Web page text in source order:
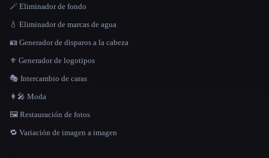
🪄 Eliminador de fondo
💧 Eliminador de marcas de agua
🪪 Generador de disparos a la cabeza
⚜️ Generador de logotipos
🎭 Intercambio de caras
👩‍🎤 Moda
🖼️ Restauración de fotos
🔁 Variación de imagen a imagen